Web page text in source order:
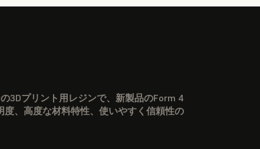
3Dプリント用レジンで、新製品のForm 4
、高度な材料特性、使いやすく信頼性の